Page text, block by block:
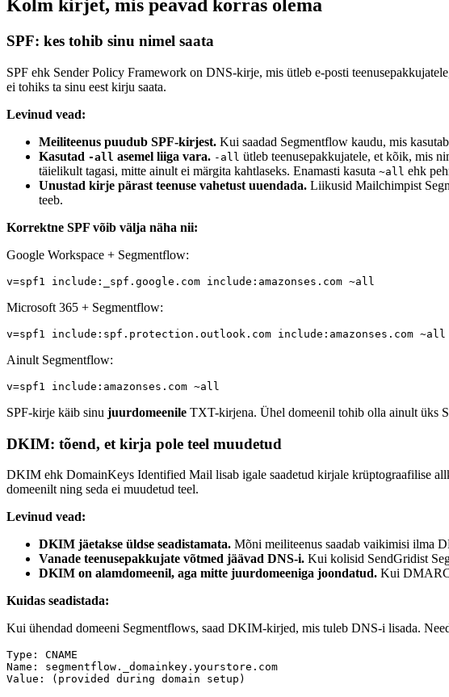
Kolm kirjet, mis peavad korras olema
SPF: kes tohib sinu nimel saata
SPF ehk Sender Policy Framework on DNS-kirje, mis ütleb e-posti
ei tohiks ta sinu eest kirju saata.
Levinud vead:
Meiliteenus puudub SPF-kirjest. Kui saadad Segmentflow kaudu, mis
Kasutad -all asemel liiga vara. -all ütleb teenusepakkujatele, et kõik, mis
täielikult tagasi, mitte ainult ei märgita kahtlaseks. Enamasti kasuta ~all ehk
Unustad kirje pärast teenuse vahetust uuendada. Liikusid Mailchimpist
teeb.
Korrektne SPF võib välja näha nii:
Google Workspace + Segmentflow:
Microsoft 365 + Segmentflow:
Ainult Segmentflow:
SPF-kirje käib sinu juurdomeenile TXT-kirjena. Ühel domeenil tohib olla ainult üks
DKIM: tõend, et kirja pole teel muudetud
DKIM ehk DomainKeys Identified Mail lisab igale saadetud kirjale krüptograafilise
domeenilt ning seda ei muudetud teel.
Levinud vead:
DKIM jäetakse üldse seadistamata. Mõni meiliteenus saadab vaikimisi ilma
Vanade teenusepakkujate võtmed jäävad DNS-i. Kui kolisid SendGridist
DKIM on alamdomeenil, aga mitte juurdomeeniga joondatud. Kui DMARC
Kuidas seadistada:
Kui ühendad domeeni Segmentflows, saad DKIM-kirjed, mis tuleb DNS-i lisada.
Type: CNAME
Name: segmentflow._domainkey.yourstore.com